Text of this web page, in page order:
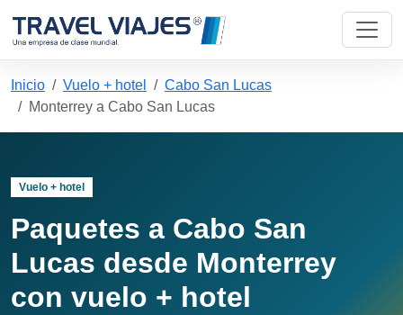
Inicio Vuelo + hotel
Cabo San Lucas
Monterrey a Cabo San Lucas
Vuelo + hotel
Paquetes a Cabo San
Lucas desde Monterrey
con vuelo + hotel